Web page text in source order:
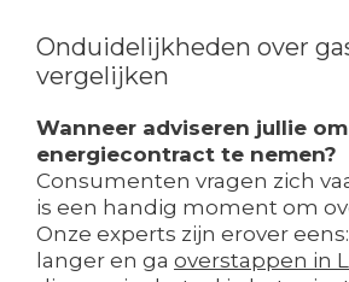
Onduidelijkheden over
vergelijken
Wanneer adviseren jullie
energiecontract te nemen?
Consumenten vragen zich
is een handig moment om
Onze experts zijn erover
langer en ga overstappen in